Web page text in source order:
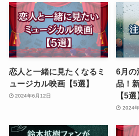
恋人と一緒に見たくなるミ
ュージカル映画【5選】
2024年6月12日
6月の
品！
【5選
2024